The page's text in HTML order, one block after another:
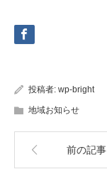
投稿者: wp-bright
地域お知らせ
前の記事